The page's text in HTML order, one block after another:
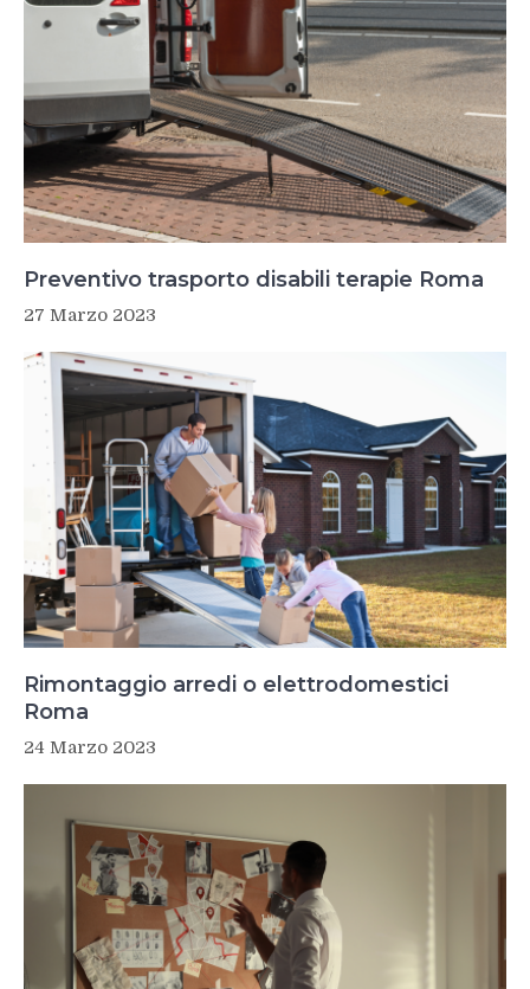
Preventivo trasporto disabili terapie Roma
27 Marzo 2023
Rimontaggio arredi o elettrodomestici
Roma
24 Marzo 2023